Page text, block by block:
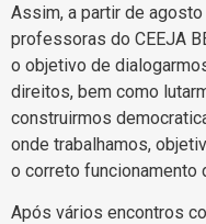
Assim, a partir de
professoras do CEEJA
o objetivo de
direitos, bem como
construirmos
onde trabalhamos,
o correto funcionamento
Após vários encontros